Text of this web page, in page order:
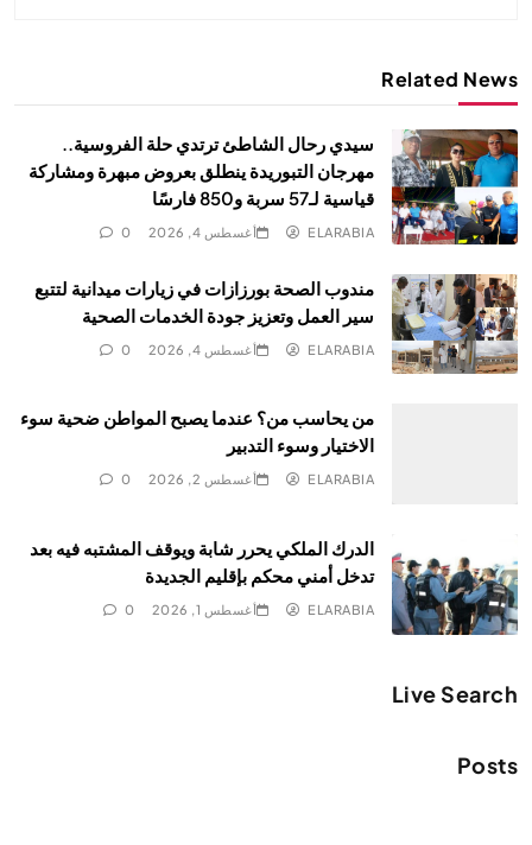
Related News
سيدي رحال الشاطئ ترتدي حلة الفروسية..
مهرجان التبوريدة ينطلق بعروض مبهرة ومشاركة
قياسية لـ57 سربة و850 فارسًا
ELARABIA أغسطس 4, 2026 0
مندوب الصحة بورزازات في زيارات ميدانية لتتبع
سير العمل وتعزيز جودة الخدمات الصحية
ELARABIA أغسطس 4, 2026 0
من يحاسب من؟ عندما يصبح المواطن ضحية سوء
الاختيار وسوء التدبير
ELARABIA أغسطس 2, 2026 0
الدرك الملكي يحرر شابة ويوقف المشتبه فيه بعد
تدخل أمني محكم بإقليم الجديدة
ELARABIA أغسطس 1, 2026 0
Live Search
Posts